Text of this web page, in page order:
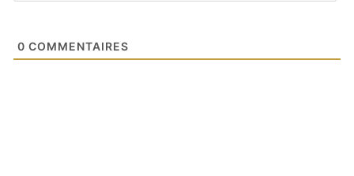
0 COMMENTAIRES